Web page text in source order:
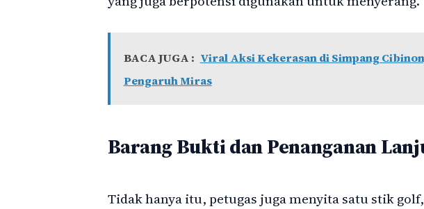
BACA JUGA : Viral Aksi Kekerasan di Simpang
Pengaruh Miras
Barang Bukti dan Penanganan
Tidak hanya itu, petugas juga menyita satu stik